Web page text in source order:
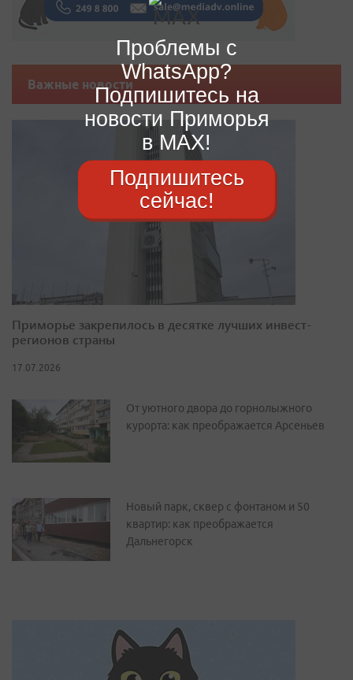
Важные новости
Приморье закрепилось в десятке лучших инвест-
регионов страны
17.07.2026
От уютного двора до горнолыжного
курорта: как преображается Арсеньев
Новый парк, сквер с фонтаном и 50
квартир: как преображается
Дальнегорск
Проблемы с
WhatsApp?
Подпишитесь на
новости Приморья
в MAX!
Подпишитесь
сейчас!